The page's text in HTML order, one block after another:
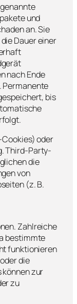
und
an. Sie
Dauer einer
nach Ende
Permanente
bis
oder
Third-Party-
die
von
(z. B.
Zahlreiche
bestimmte
funktionieren
die
können zur
zu